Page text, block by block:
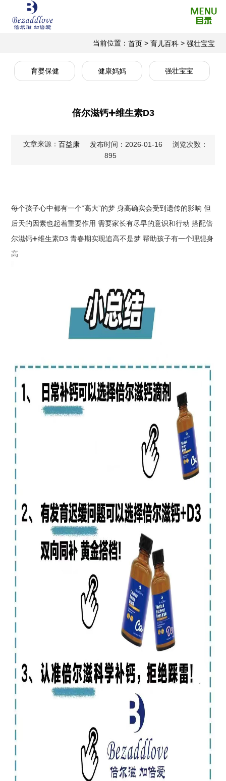
当前位置： 首页> 育儿百科> 强壮宝宝
育婴保健 健康妈妈 强壮宝宝
倍尔滋钙➕维生素D3
文章来源： 百益康 发布时间：2026-01-16
浏览次数：
895
每个孩子心中都有一个“高大”的梦 身高确实会受到遗传的影响 但
后天的因素也起着重要作用 需要家长有尽早的意识和行动 搭配倍
尔滋钙➕维生素D3 青春期实现追高不是梦 帮助孩子有一个理想身
高